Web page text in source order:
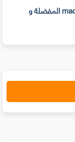
تعرف على هذه الطريقة لتحديد حزمة برامج macOS المفضلة و